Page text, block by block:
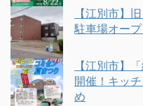
【江別市】
駐車場オー
【江別市】
開催！キッ
め